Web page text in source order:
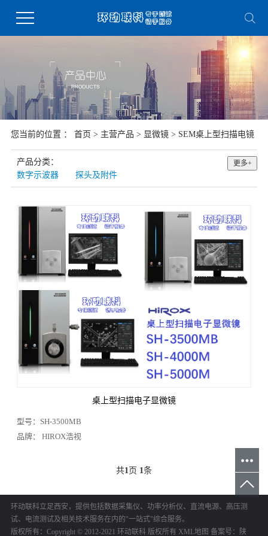
您当前的位置 ： 首页 > 主营产品 > 显微镜> SEM桌上型扫描电镜
产品分类：
数字示波器
探头及附件
网络分析仪
电磁兼容测试
微小信号测试仪
万用表/数据采集系统
元件参数测试仪
安规测试仪
电源和负载
电能/功率分析仪
显微镜
光学分析
环境试验箱
自动测试系统
二手/租赁/维修
更多+
3D超景深显微镜
SEM桌上型扫描电镜
品牌筛选：
全部
HIROX浩视 卡尔蔡司 飞纳 舜宇光学
桌上型扫描电子显微镜
型号：SH-3500MB
品牌： HIROX浩视
共1页 1条
环动联科立足西安，提供包括数据采集仪、功率分析仪、直流电源、高压测
试、电流测试及相关技术服务在内的"一站式"综合服务。
版权所有：Copyright © 2012-2021 环动联科 版权所有 XML地图 备案号： 陕